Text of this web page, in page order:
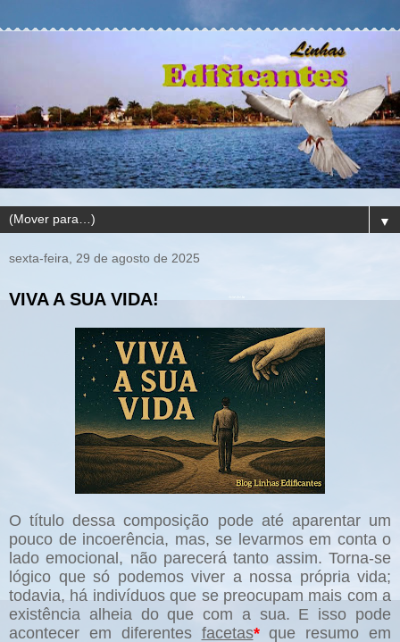
▼
sexta-feira, 29 de agosto de 2025
VIVA A SUA VIDA!
O título dessa composição pode até aparentar um
pouco de incoerência, mas, se levarmos em conta o
lado emocional, não parecerá tanto assim. Torna-se
lógico que só podemos viver a nossa própria vida;
todavia, há indivíduos que se preocupam mais com a
existência alheia do que com a sua. E isso pode
acontecer em diferentes facetas*que resumo em